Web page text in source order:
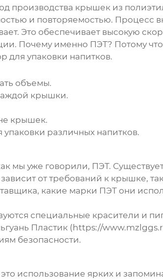
производства крышек из
и повторяемостью. Процесс
Это обеспечивает высокую
Почему именно ПЭТ? Потому
для упаковки напитков.
объемы.
крышки.
крышек.
упаковки различных напитков.
мы уже говорили, ПЭТ.
от требований к крышке,
какие марки ПЭТ они
специальные красители и
Пластик (https://
безопасности.
использование ярких и